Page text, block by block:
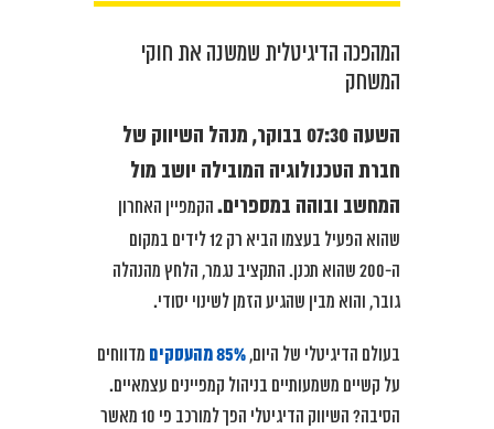
המהפכה הדיגיטלית שמשנה את חוקי
המשחק
השעה 07:30 בבוקר, מנהל השיווק של
חברת הטכנולוגיה המובילה יושב מול
המחשב ובוהה במספרים.הקמפיין האחרון
שהוא הפעיל בעצמו הביא רק 12 לידים במקום
ה-200 שהוא תכנן. התקציב נגמר, הלחץ מהנהלה
גובר, והוא מבין שהגיע הזמן לשינוי יסודי.
בעולם הדיגיטלי של היום,85% מהעסקים
מדווחים
על קשיים משמעותיים בניהול קמפיינים עצמאיים.
הסיבה? השיווק הדיגיטלי הפך למורכב פי 10 מאשר